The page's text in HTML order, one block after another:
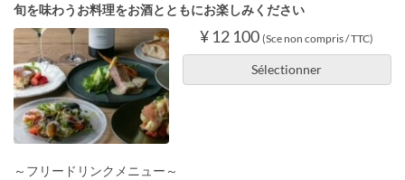
旬を味わうお料理をお酒とともにお楽しみください
¥ 12 100 (Sce non compris / TTC)
Sélectionner
～フリードリンクメニュー～